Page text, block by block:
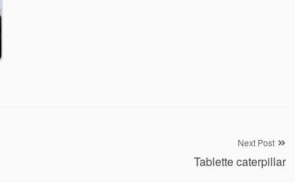
Next Post
Tablette caterpillar